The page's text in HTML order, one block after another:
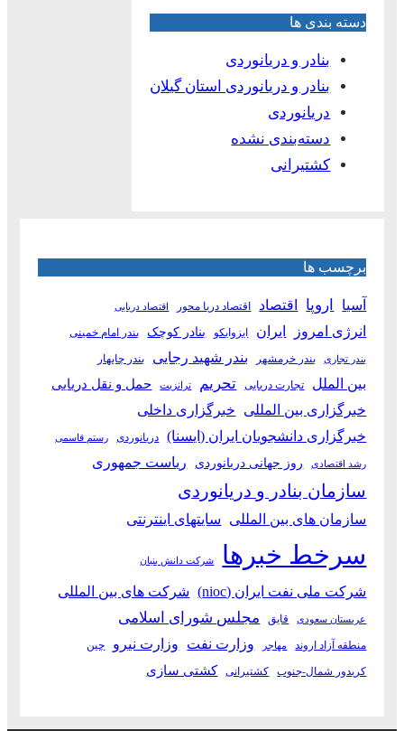
دسته بندی ها
بنادر و دریانوردی
بنادر و دریانوردی استان گیلان
دریانوردی
دسته‌بندی نشده
کشتیرانی
برچسب ها
آسیا اروپا اقتصاد اقتصاد دریا محور اقتصاد دریایی
انرژی امروز ایران ایزوایکو بنادر کوچک بندر امام خمینی
بندر تجاری بندر خرمشهر بندر شهید رجایی بندر چابهار
بین الملل تجارت دریایی تحریم ترانزیت حمل و نقل دریایی
خبرگزاری بین المللی خبرگزاری داخلی
خبرگزاری دانشجویان ایران (ایسنا)
دریانوردی رستم قاسمی
رشد اقتصادی روز جهانی دریانوردی ریاست جمهوری
سازمان بنادر و دریانوردی
سازمان های بین المللی سایتهای اینترنتی
سرخط خبرها شرکت دانش بنیان
شرکت ملی نفت ایران (nioc) شرکت های بین المللی
عربستان سعودی قایق مجلس شورای اسلامی
منطقه آزاد اروند مهاجر وزارت نفت وزارت نیرو چین
کریدور شمال-جنوب کشتیرانی کشتی سازی